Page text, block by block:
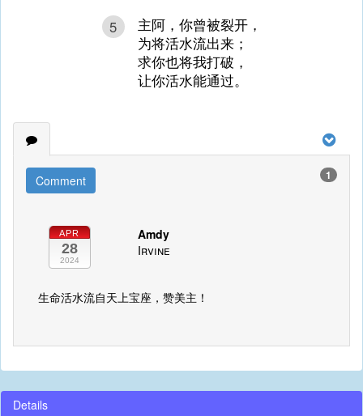
5
主阿，你曾被裂开，
为将活水流出来；
求你也将我打破，
让你活水能通过。
Comment 1
APR
28
2024
Amdy
Irvine
生命活水流自天上宝座，赞美主！
Details